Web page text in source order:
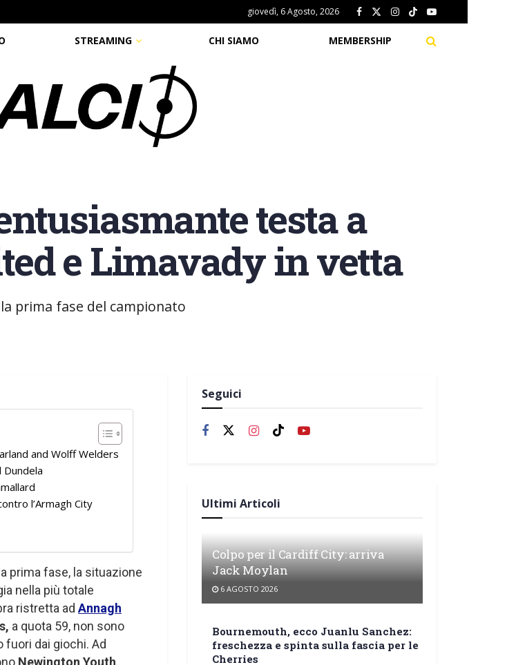
giovedì, 6 Agosto, 2026
STREAMING CHI SIAMO MEMBERSHIP
testa a
e Limavady in vetta
prima fase del campionato
and Wolff Welders
Dundela
l’Armagh City
prima fase, la situazione
nella più totale
ristretta ad Annagh
a quota 59, non sono
dai giochi. Ad
Seguici
Ultimi Articoli
Colpo per il Cardiff City: arriva
Jack Moylan
6 AGOSTO 2026
Bournemouth, ecco Juanlu Sanchez:
freschezza e spinta sulla fascia per le
Cherries